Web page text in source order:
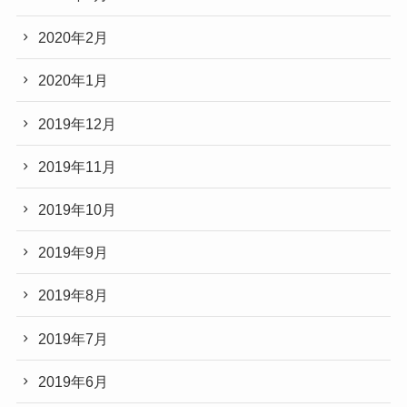
2020年2月
2020年1月
2019年12月
2019年11月
2019年10月
2019年9月
2019年8月
2019年7月
2019年6月